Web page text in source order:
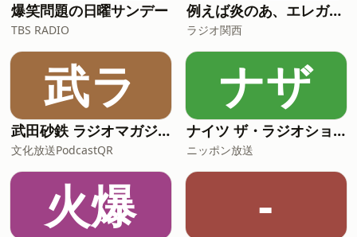
爆笑問題の日曜サンデー
TBS RADIO
例えば炎のあ、エレガンス
ラジオ関西
武ラ
武田砂鉄 ラジオマガジン 「ラジマガコラム」
文化放送PodcastQR
ナザ
ナイツ ザ・ラジオショー【最新回のみ】
ニッポン放送
火爆 -